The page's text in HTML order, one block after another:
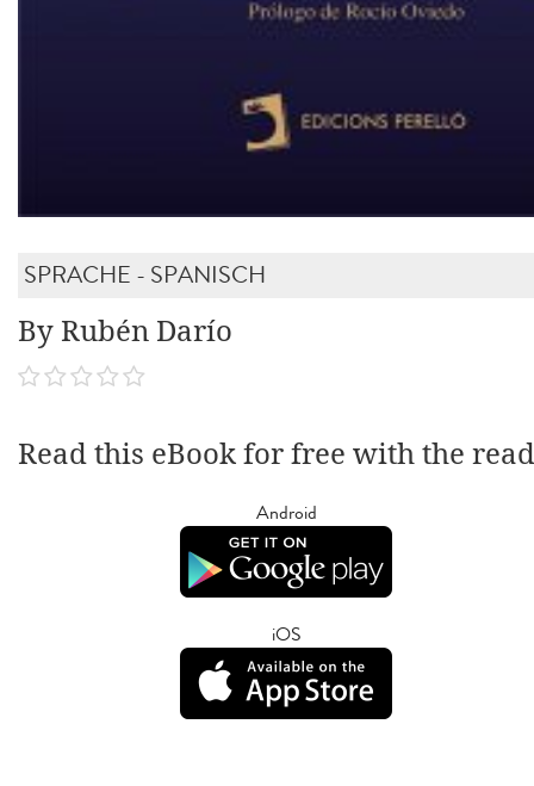
SPRACHE - SPANISCH
By Rubén Darío
Read this eBook for free with the
Android
iOS